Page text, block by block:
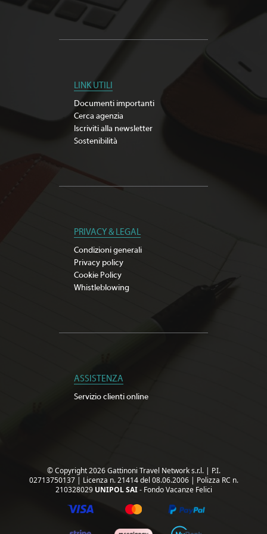
LINK UTILI
Documenti importanti
Cerca agenzia
Iscriviti alla newsletter
Sostenibilità
PRIVACY & LEGAL
Condizioni generali
Privacy policy
Cookie Policy
Whistleblowing
ASSISTENZA
Servizio clienti online
© Copyright 2026 Gattinoni Travel Network s.r.l. | P.I.
02713750137 | Licenza n. 21414 del 08.06.2006 | Polizza RC n.
210328029 UNIPOL SAI- Fondo Vacanze Felici